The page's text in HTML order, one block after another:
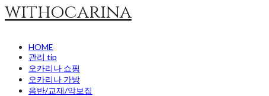
withocarina
HOME
관리 tip
오카리나 쇼핑
오카리나 가방
음반/교재/악보집